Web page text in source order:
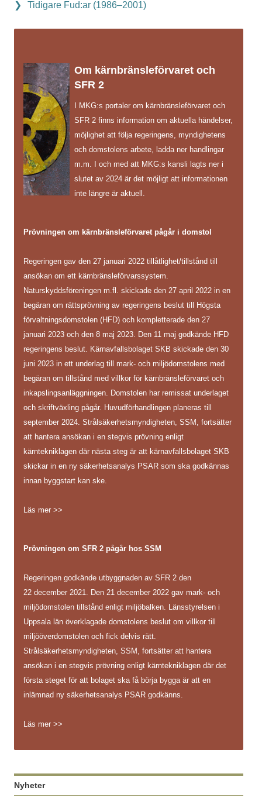
Tidigare Fud:ar (1986–2001)
Om kärnbränsleförvaret och
SFR 2
I MKG:s portaler om kärnbränsleförvaret och
SFR 2 finns information om aktuella händelser,
möjlighet att följa regeringens, myndighetens
och domstolens arbete, ladda ner handlingar
m.m. I och med att MKG:s kansli lagts ner i
slutet av 2024 är det möjligt att informationen
inte längre är aktuell.
Prövningen om kärnbränsleförvaret pågår i domstol
Regeringen gav den 27 januari 2022 tillåtlighet/tillstånd till
ansökan om ett kärnbränsleförvarssystem.
Naturskyddsföreningen m.fl. skickade den 27 april 2022 in en
begäran om rättsprövning av regeringens beslut till Högsta
förvaltningsdomstolen (HFD) och kompletterade den 27
januari 2023 och den 8 maj 2023. Den 11 maj godkände HFD
regeringens beslut. Kärnavfallsbolaget SKB skickade den 30
juni 2023 in ett underlag till mark- och miljödomstolens med
begäran om tillstånd med villkor för kärnbränsleförvaret och
inkapslingsanläggningen. Domstolen har remissat underlaget
och skriftväxling pågår. Huvudförhandlingen planeras till
september 2024. Strålsäkerhetsmyndigheten, SSM, fortsätter
att hantera ansökan i en stegvis prövning enligt
kärntekniklagen där nästa steg är att kärnavfallsbolaget SKB
skickar in en ny säkerhetsanalys PSAR som ska godkännas
innan byggstart kan ske.
Läs mer >>
Prövningen om SFR 2 pågår hos SSM
Regeringen godkände utbyggnaden av SFR 2 den
22 december 2021. Den 21 december 2022 gav mark- och
miljödomstolen tillstånd enligt miljöbalken. Länsstyrelsen i
Uppsala län överklagade domstolens beslut om villkor till
miljööverdomstolen och fick delvis rätt.
Strålsäkerhetsmyndigheten, SSM, fortsätter att hantera
ansökan i en stegvis prövning enligt kärntekniklagen där det
första steget för att bolaget ska få börja bygga är att en
inlämnad ny säkerhetsanalys PSAR godkänns.
Läs mer >>
Nyheter